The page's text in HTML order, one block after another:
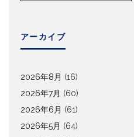
アーカイブ
2026年8月 (16)
2026年7月 (60)
2026年6月 (61)
2026年5月 (64)